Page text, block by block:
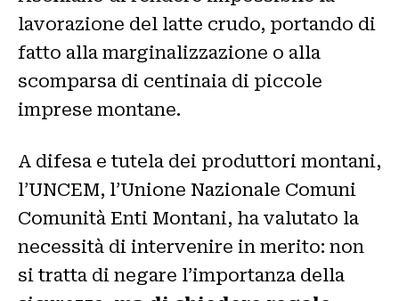
lavorazione del latte crudo, portando di
fatto alla marginalizzazione o alla
scomparsa di centinaia di piccole
imprese montane.
A difesa e tutela dei produttori montani,
l’UNCEM, l’Unione Nazionale Comuni
Comunità Enti Montani, ha valutato la
necessità di intervenire in merito: non
si tratta di negare l’importanza della